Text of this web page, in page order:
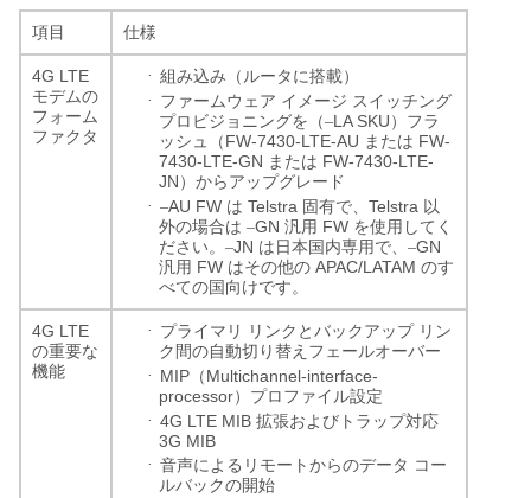
項目 仕様
4G LTE
モデムの
フォーム
ファクタ
· 組み込み（ルータに搭載）
· ファームウェア イメージ スイッチング
プロビジョニングを（–LA SKU ）フラ
ッシュ（ FW-7430-LTE-AU または FW-
7430-LTE-GN または FW-7430-LTE-
JN ）からアップグレード
· –AU FW は Telstra 固有で、Telstra 以
外の場合は –GN 汎用 FW を使用してく
ださい。–JN は日本国内専用で、–GN
汎用 FW はその他のAPAC/LATAM のす
べての国向けです。
4G LTE
の重要な
機能
· プライマリ リンクとバックアップ リン
ク間の自動切り替えフェールオーバー
· MIP （ Multichannel-interface-
processor）プロファイル設定
· 4G LTE MIB拡張およびトラップ対応
3G MIB
· 音声によるリモートからのデータ コー
ルバックの開始